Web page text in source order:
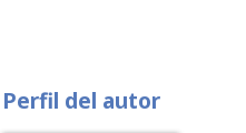
Perfil del autor